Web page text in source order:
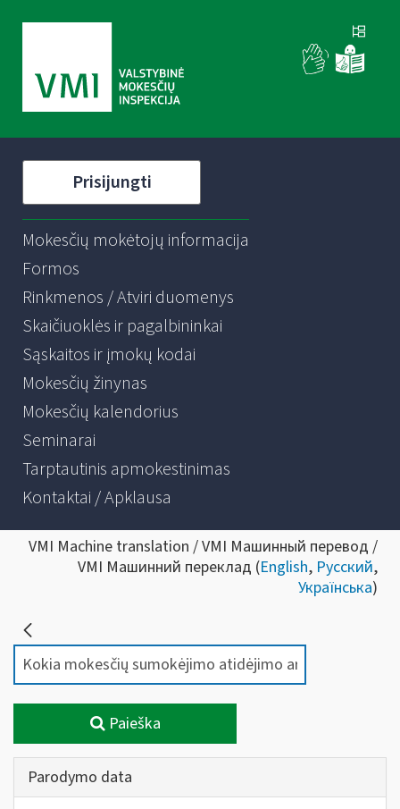
Prisijungti
Mokesčių mokėtojų informacija
Formos
Rinkmenos / Atviri duomenys
Skaičiuoklės ir pagalbininkai
Sąskaitos ir įmokų kodai
Mokesčių žinynas
Mokesčių kalendorius
Seminarai
Tarptautinis apmokestinimas
Kontaktai / Apklausa
VMI Machine translation / VMI Машинный перевод /
VMI Машинний переклад (English, Русский,
Українська)
Paieška
Parodymo data